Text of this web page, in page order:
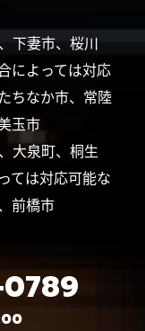
下妻市、桜川
によっては対応
ちなか市、常陸
玉市
大泉町、桐生
ては対応可能な
前橋市